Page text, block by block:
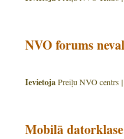
NVO forums
IevietojaPreiļu NVO centrs |
Mobilā